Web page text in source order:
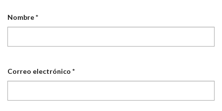
Nombre*
Correo electrónico *